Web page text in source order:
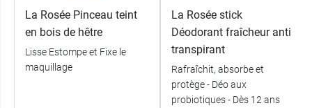
La Rosée Pinceau teint
en bois de hêtre
Lisse Estompe et Fixe le
maquillage
La Rosée stick
Déodorant fraîcheur anti
transpirant
Rafraîchit, absorbe et
protège - Déo aux
probiotiques - Dès 12 ans